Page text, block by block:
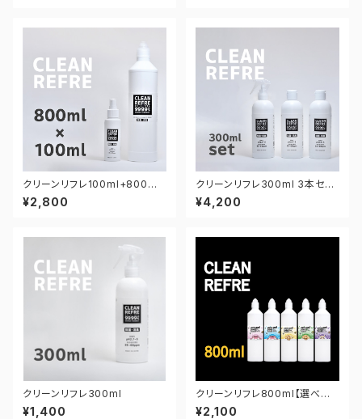
クリーンリフレ100ml+800ml
セット【お得】
¥2,800
クリーンリフレ300ml 3本セッ
ト【お得】
¥4,200
クリーンリフレ300ml
¥1,400
クリーンリフレ800ml【選べる5
種類】（レオパ・ヘビ・モモンガ ）
¥2,100